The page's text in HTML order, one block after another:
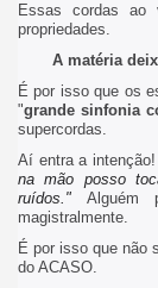
Essas cordas ao
propriedades.
A matéria
É por isso que os
"grande sinfonia
supercordas.
Aí entra a intenção!
na mão posso
ruídos."Alguém
magistralmente.
É por isso que não
do ACASO.